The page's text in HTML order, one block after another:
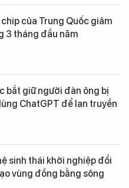
của Trung Quốc giảm
3 tháng đầu năm
bắt giữ người đàn ông bị
ChatGPT để lan truyền
sinh thái khởi nghiệp đổi
vùng đồng bằng sông